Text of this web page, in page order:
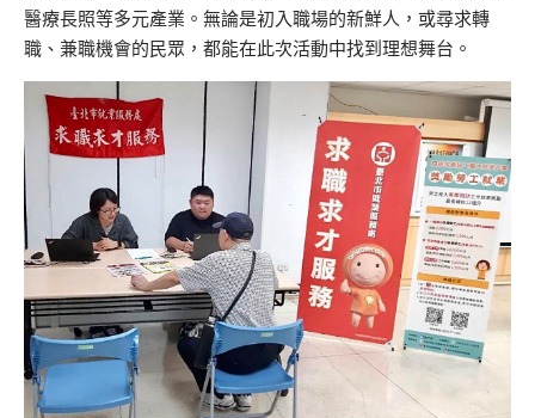
醫療長照等多元產業。無論是初入職場的新鮮人，或尋求轉
職、兼職機會的民眾，都能在此次活動中找到理想舞台。